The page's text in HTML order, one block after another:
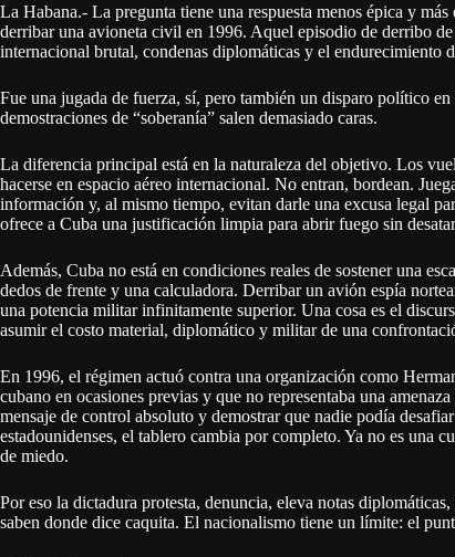
La Habana.- La pregunta tiene una respuesta menos épica y
derribar una avioneta civil en 1996. Aquel episodio de derribo
internacional brutal, condenas diplomáticas y el
Fue una jugada de fuerza, sí, pero también un disparo político
demostraciones de “soberanía” salen demasiado caras.
La diferencia principal está en la naturaleza del objetivo. Los
hacerse en espacio aéreo internacional. No entran, bordean.
información y, al mismo tiempo, evitan darle una excusa legal
ofrece a Cuba una justificación limpia para abrir fuego sin
Además, Cuba no está en condiciones reales de sostener una
dedos de frente y una calculadora. Derribar un avión espía
una potencia militar infinitamente superior. Una cosa es el
asumir el costo material, diplomático y militar de una
En 1996, el régimen actuó contra una organización como
cubano en ocasiones previas y que no representaba una
mensaje de control absoluto y demostrar que nadie podía
estadounidenses, el tablero cambia por completo. Ya no es una
de miedo.
Por eso la dictadura protesta, denuncia, eleva notas
saben donde dice caquita. El nacionalismo tiene un límite: el